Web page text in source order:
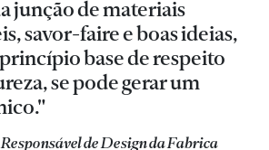
junção de materiais
savor-faire e boas ideias,
base de respeito
se pode gerar um
de Design da Fabrica